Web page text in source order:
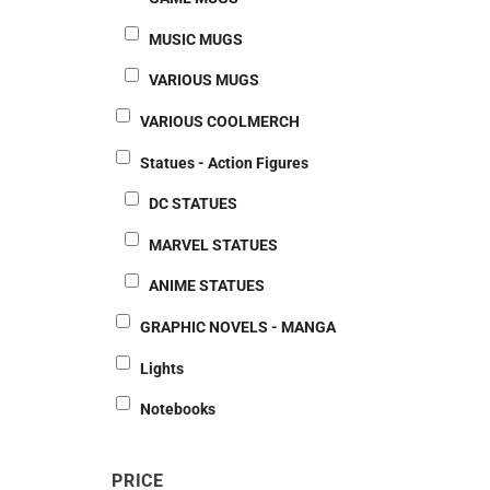
MUSIC MUGS
VARIOUS MUGS
VARIOUS COOLMERCH
Statues - Action Figures
DC STATUES
MARVEL STATUES
ANIME STATUES
GRAPHIC NOVELS - MANGA
Lights
Notebooks
PRICE